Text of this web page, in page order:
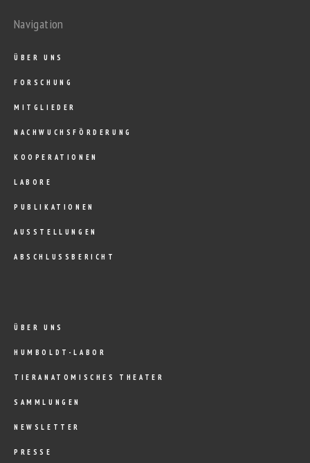
Navigation
ÜBER UNS
FORSCHUNG
MITGLIEDER
NACHWUCHSFÖRDERUNG
KOOPERATIONEN
LABORE
PUBLIKATIONEN
AUSSTELLUNGEN
ABSCHLUSSBERICHT
ÜBER UNS
HUMBOLDT-LABOR
TIERANATOMISCHES THEATER
SAMMLUNGEN
NEWSLETTER
PRESSE